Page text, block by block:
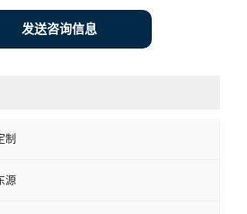
发送咨询信息
制
源